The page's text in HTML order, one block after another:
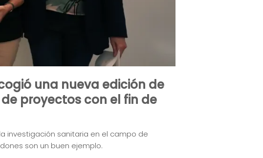
una nueva edición de
proyectos con el fin de
investigación sanitaria en el campo de
son un buen ejemplo.